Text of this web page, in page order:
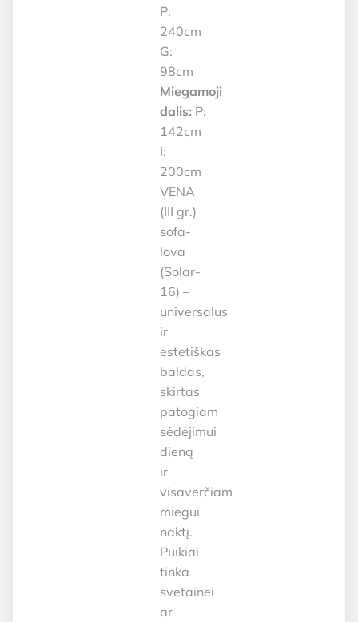
P:
240cm
G:
98cm
Miegamoji
dalis: P:
142cm
I:
200cm
VENA
(III gr.)
sofa-
lova
(Solar-
16) –
universalus
ir
estetiškas
baldas,
skirtas
patogiam
sėdėjimui
dieną
ir
visaverčiam
miegui
naktį.
Puikiai
tinka
svetainei
ar